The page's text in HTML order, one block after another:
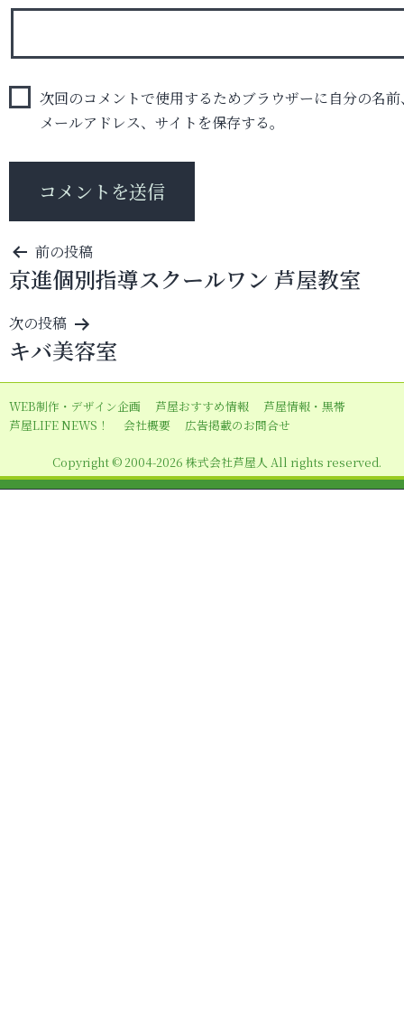
次回のコメントで使用するためブラウザーに自分の名前
メールアドレス、サイトを保存する。
投
稿
ナ
ビ
ゲ
ー
シ
ン
前の投稿
京進個別指導スクールワン 芦屋教室
次の投稿
キバ美容室
WEB制作・デザイン企画 芦屋おすすめ情報
芦屋情報・黒帯
芦屋LIFE NEWS！
会社概要 広告掲載のお問合せ
Copyright © 2004-2026 株式会社芦屋人 All rights reserved.